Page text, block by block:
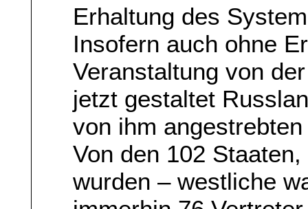
Erhaltung des
Insofern auch ohne
Veranstaltung von
jetzt gestaltet
von ihm
Von den 102
wurden – westliche